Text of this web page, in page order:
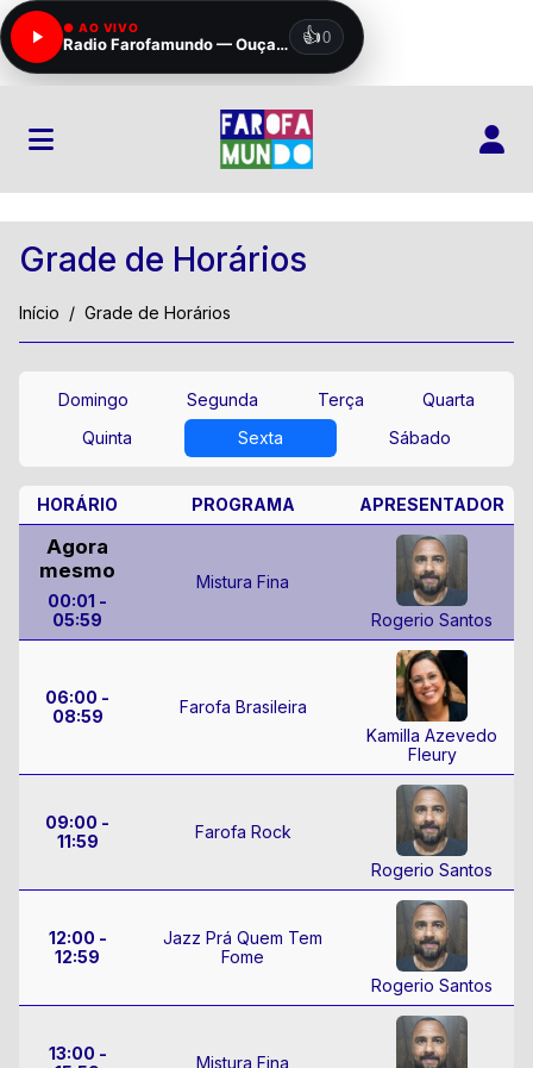
Grade de Horários
Início Grade de Horários
Domingo Segunda Terça
Quarta
Quinta
Sexta Sábado
HORÁRIO PROGRAMA APRESENTADOR
Agora
mesmo
00:01 -
05:59
Mistura Fina
Rogerio Santos
06:00 -
08:59
Farofa Brasileira
Kamilla Azevedo
Fleury
09:00 -
11:59
Farofa Rock
Rogerio Santos
12:00 -
12:59
Jazz Prá Quem Tem
Fome
Rogerio Santos
13:00 -
Mistura Fina